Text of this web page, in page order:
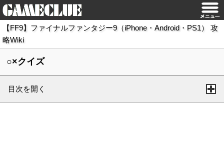
【FF9】ファイナルファンタジー9（iPhone・Android・PS1） 攻
略Wiki
○×クイズ
目次を開く